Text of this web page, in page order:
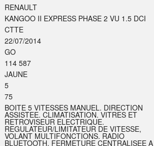
RENAULT
KANGOO II EXPRESS PHASE 2 VU 1.5 DCI
CTTE
22/07/2014
GO
114 587
JAUNE
5
75
BOITE 5 VITESSES MANUEL. DIRECTION
ASSISTEE. CLIMATISATION. VITRES ET
RETROVISEUR ELECTRIQUE.
REGULATEUR/LIMITATEUR DE VITESSE,
VOLANT MULTIFONCTIONS. RADIO
BLUETOOTH, FERMETURE CENTRALISEE A